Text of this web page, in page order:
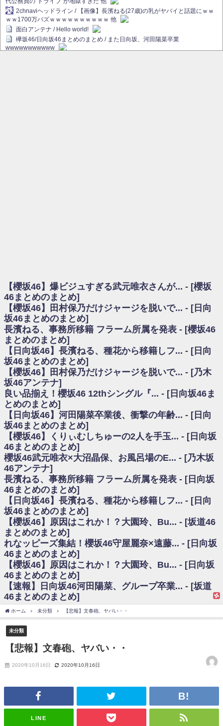
2chnaviヘッドライン / 【画像】長濱ねる(27歳)の乳がヤバイと話題にｗｗ
ｗｗ1700万バズｗｗｗｗｗｗｗｗｗｗ 他
面白アンテナ / Hello world!
欅坂46/日向坂46まとめのまとめ / また日向坂、河田陽菜卒業
wwwwwwwwwww
日向坂46まとめのまとめ / 【日向坂46】富田鈴花1st写真集、発売記念記者
会見の模様がこちら！
乃木坂欅坂まとめのまとめ / 【日向坂46】河田陽菜卒業の影響、ガチでデ
カそう...
欅坂あんてな ～欅坂46のニュース・情報・話題をピックアップ / れなッ
ピーズ集結！櫻坂46守屋麗奈×遠藤理子、8/6「ラヴィット！」水曜スタジオ出
演決定
欅坂/日向坂46まとめのまとめ / 【櫻坂46】田村保乃だけジャージを脱いで
いた理由
日向坂46まとめのまとめ / 【日向坂46】若林さん「笑えないぐらい師匠だ
から」佐々木久美と卒業後初の共演の様子がこちら！【激レアさん】
日向坂46まとめのまとめ / 【元日向坂46】情報解禁前で言えない！？丹生
ちゃん、メンバーと会った模様
乃木坂欅坂まとめのまとめ / 【日向坂46】この月、何かあるのか！？『お
願いバッハ！』ミーグリ日程がこちら
欅坂/日向坂46まとめのまとめ / 【櫻坂46】ミーグリで喧嘩！？山下瞳月、
これはマジギレしてる
乃木坂46アンテナ / 【櫻坂46】ハリソン守屋「ゆーづのせいです」【ラヴ
ィット!】
乃木坂あんてな ～乃木坂46・欅坂46・日向坂46のニュース・情報・話題
をピックアップ / 良い品揃え！櫻坂46 12thシングル『Make or Break』オフィ
シャルグッズ絶賛販売受付中
日向坂46まとめのまとめ / 【日向坂46】この月、何かあるのか！？『お願
いバッハ！』ミーグリ日程がこちら
日向坂46まとめのまとめ / 【元日向坂46】この卒業生、めちゃくちゃテレ
ビで見かけるな
欅坂/日向坂46まとめのまとめ / 【櫻坂46】リアルミーグリであの販売も！
『Make or Break』オフィシャルグッズ解禁
乃木坂46アンテナ / 【櫻坂46】ミーグリで喧嘩！？山下瞳月、これはマジ
ギレしてる
乃木坂あんてな ～乃木坂46・欅坂46・日向坂46のニュース・情報・話題
をピックアップ / れなッピーズ集結！櫻坂46守屋麗奈×遠藤理子、8/6「ラヴィ
ット！」水曜スタジオ出演決定
日向坂46まとめのまとめ / 【日向坂46】富田鈴花、次の事務所が決まって
そう！？
日向坂46まとめのまとめ / 【日向坂46】富田鈴花、次の事務所が決まって
そう！？
ハ！』ミーグリ日程がこちら
乃木坂あんてな ～乃木坂46・欅坂46・日向坂46のニュース・情報・話題
をピックアップ / 日向坂46卒業後初共演！佐々木久美さん、師匠オードリー若
欅坂46/日向坂46まとめのまとめ / 『anan』の表紙の櫻坂46さん、多様性
欅坂46/日向坂46まとめのまとめ / 日向坂46より重大発表！！！！
日向坂46まとめのまとめ / 【朗報】増田三莉音さんの生足
wwwwwwwwwwww
日向坂46まとめのまとめ / 筒井あやめ、アレをチラリ。こういう偶然の方
【櫻坂46】爆ビジュすぎる武元唯衣さんが... - [櫻坂
46まとめのまとめ]
【櫻坂46】田村保乃だけジャージを脱いで... - [日向
坂46まとめのまとめ]
長濱ねる、事務所移籍 フラーム所属を発表 - [櫻坂46
まとめのまとめ]
【日向坂46】長濱ねる、種花から移籍しフ... - [日向
坂46まとめのまとめ]
【櫻坂46】田村保乃だけジャージを脱いで... - [乃木
坂46アンテナ]
良い品揃え！櫻坂46 12thシングル『... - [日向坂46ま
とめのまとめ]
【日向坂46】河田陽菜卒業後、衝撃の年齢... - [日向
坂46まとめのまとめ]
【櫻坂46】くりぃむしちゅーの2人を手玉... - [日向坂
46まとめのまとめ]
櫻坂46武元唯衣×大沼晶保、お風呂場のE... - [乃木坂
46アンテナ]
長濱ねる、事務所移籍 フラーム所属を発表 - [日向坂
46まとめのまとめ]
【日向坂46】長濱ねる、種花から移籍しフ... - [日向
坂46まとめのまとめ]
【櫻坂46】原因はこれか！？大園玲、Bu... - [坂道46
まとめのまとめ]
れなッピーズ集結！櫻坂46守屋麗奈×遠藤... - [日向坂
46まとめのまとめ]
【櫻坂46】原因はこれか！？大園玲、Bu... - [日向坂
46まとめのまとめ]
【速報】日向坂46河田陽菜、グループ卒業... - [坂道
46まとめのまとめ]
ホーム 未分類 【悲報】文春砲、ヤバい・・
未分類
【悲報】文春砲、ヤバい・・
2020年10月16日 2020年10月16日
LINE